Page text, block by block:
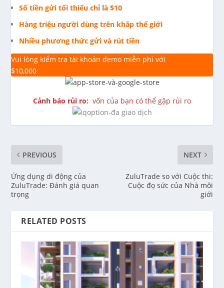
Số tiền gửi tối thiểu chỉ là $10
Hàng triệu người dùng trên khắp thế giới
Nhiều phương thức gửi và rút tiền
Vui lòng kiểm tra tài khoản demo miễn phí với
$10,000
Cảnh báo rủi ro: vốn của bạn có thể gặp rủi ro
PREVIOUS
Ứng dụng di động của
ZuluTrade: Đánh giá quan
trọng
NEXT
ZuluTrade so với Cuộc thi:
Cuộc đọ sức của Nhà môi
giới
RELATED POSTS